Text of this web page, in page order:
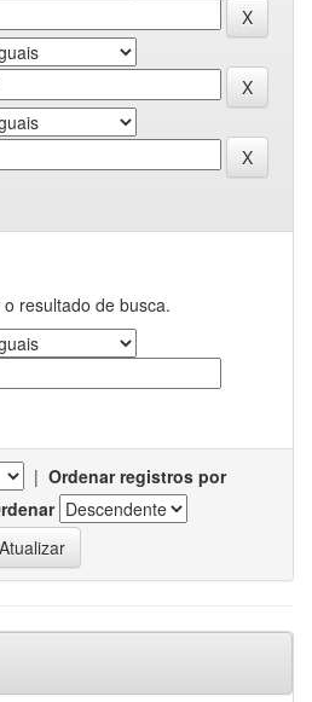
resultado de busca.
| Ordenar registros por